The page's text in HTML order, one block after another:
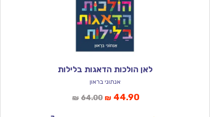
לאן הולכות הדאגות בלילות
אנתוני בראון
₪ 64.00המחיר
₪ 44.90המחיר